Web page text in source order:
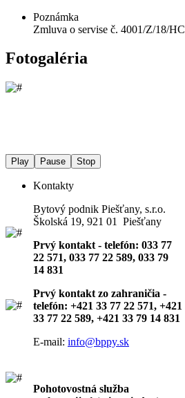
Poznámka
Zmluva o servise č. 4001/Z/18/HC
Fotogaléria
Play Pause Stop
Kontakty
Bytový podnik Piešťany, s.r.o.
Školská 19, 921 01 Piešťany
Prvý kontakt - telefón: 033 77
22 571, 033 77 22 589, 033 79
14 831
Prvý kontakt zo zahraničia -
telefón: +421 33 77 22 571, +421
33 77 22 589, +421 33 79 14 831
E-mail: info@bppy.sk
Pohotovostná služba